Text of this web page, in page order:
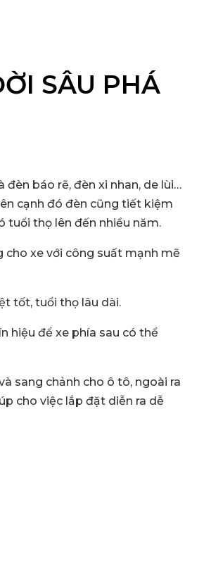
SÂU PHÁ
báo rẽ, đèn xi nhan, de lùi…
cạnh đó đèn cũng tiết kiệm
tuổi thọ lên đến nhiều năm.
cho xe với công suất mạnh mẽ
tốt, tuổi thọ lâu dài.
hiệu để xe phía sau có thể
sang chảnh cho ô tô, ngoài ra
cho việc lắp đặt diễn ra dễ